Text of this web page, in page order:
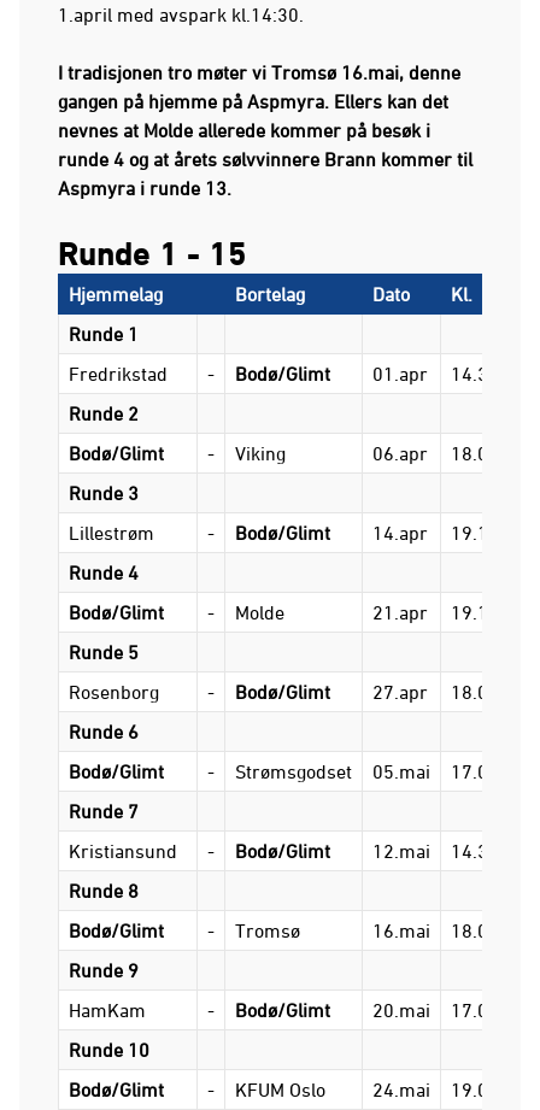
1.april med avspark kl.14:30.
I tradisjonen tro møter vi Tromsø 16.mai, denne
gangen på hjemme på Aspmyra. Ellers kan det
nevnes at Molde allerede kommer på besøk i
runde 4 og at årets sølvvinnere Brann kommer til
Aspmyra i runde 13.
Runde 1 - 15
Hjemmelag Bortelag Dato
Kl.
Runde 1
Fredrikstad
- Bodø/Glimt 01.apr
14.30
Runde 2
Bodø/Glimt
- Viking 06.apr
18.00
Runde 3
Lillestrøm
- Bodø/Glimt 14.apr
19.15
Runde 4
Bodø/Glimt
- Molde 21.apr
19.15
Runde 5
Rosenborg
- Bodø/Glimt 27.apr
18.00
Runde 6
Bodø/Glimt
- Strømsgodset 05.mai
17.00
Runde 7
Kristiansund
- Bodø/Glimt 12.mai
14.30
Runde 8
Bodø/Glimt
- Tromsø 16.mai
18.00
Runde 9
HamKam
- Bodø/Glimt 20.mai
17.00
Runde 10
Bodø/Glimt
- KFUM Oslo 24.mai
19.00